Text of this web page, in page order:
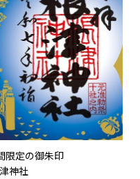
限定の御朱印
神社